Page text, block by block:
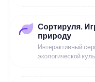
Сортируля.
природу
Интерактивный
экологической